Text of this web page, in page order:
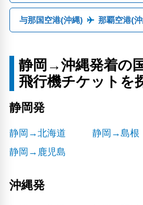
与那国空港(沖縄) 那覇空港(
静岡→沖縄発着の
飛行機チケットを
静岡発
静岡→北海道 静岡→島根
静岡→鹿児島
沖縄発